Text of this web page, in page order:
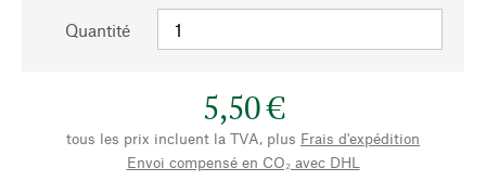
Quantité
5,50 €
tous les prix incluent la TVA, plus Frais d'expédition
Envoi compensé en CO₂ avec DHL